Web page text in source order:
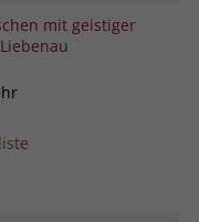
mit geistiger